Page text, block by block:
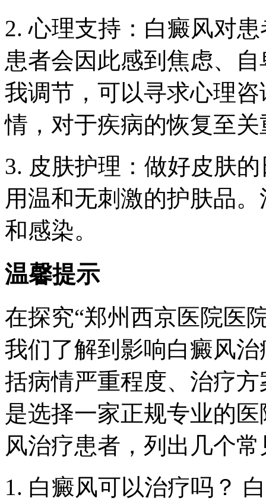
2. 心理支持：白癜风对
患者会因此感到焦虑、
我调节，可以寻求心理
情，对于疾病的恢复至关
3. 皮肤护理：做好皮肤
用温和无刺激的护肤品
和感染。
温馨提示
在探究“郑州西京医院医
我们了解到影响白癜风
括病情严重程度、治疗
是选择一家正规专业的
风治疗患者，列出几个
1. 白癜风可以治疗吗？